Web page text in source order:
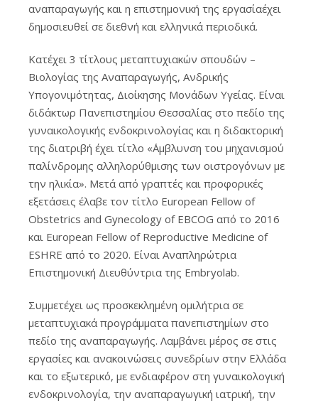
αναπαραγωγής και η επιστημονική της εργασίαέχει
δημοσιευθεί σε διεθνή και ελληνικά περιοδικά.
Κατέχει 3 τίτλους μεταπτυχιακών σπουδών –
Βιολογίας της Αναπαραγωγής, Ανδρικής
Υπογονιμότητας, Διοίκησης Μονάδων Υγείας. Είναι
διδάκτωρ Πανεπιστημίου Θεσσαλίας στο πεδίο της
γυναικολογικής ενδοκρινολογίας και η διδακτορική
της διατριβή έχει τίτλο «΄Αμβλυνση του μηχανισμού
παλίνδρομης αλληλορύθμισης των οιστρογόνων με
την ηλικία». Μετά από γραπτές και προφορικές
εξετάσεις έλαβε τον τίτλο European Fellow of
Obstetrics and Gynecology of EBCOG από το 2016
και European Fellow of Reproductive Medicine of
ESHRE από το 2020. Είναι Αναπληρώτρια
Επιστημονική Διευθύντρια της Embryolab.
Συμμετέχει ως προσκεκλημένη ομιλήτρια σε
μεταπτυχιακά προγράμματα πανεπιστημίων στο
πεδίο της αναπαραγωγής. Λαμβάνει μέρος σε στις
εργασίες και ανακοινώσεις συνεδρίων στην Ελλάδα
και το εξωτερικό, με ενδιαφέρον στη γυναικολογική
ενδοκρινολογία, την αναπαραγωγική ιατρική, την